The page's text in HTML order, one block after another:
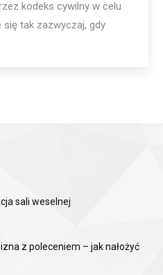
kodeks cywilny w celu
się tak zazwyczaj, gdy
sali weselnej
z poleceniem – jak nałożyć